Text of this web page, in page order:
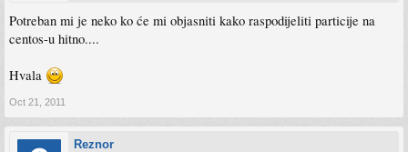
Potreban mi je neko ko će mi objasniti kako raspodijeliti particije na
centos-u hitno....
Hvala
Oct 21, 2011
Reznor